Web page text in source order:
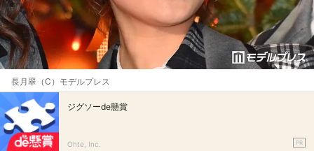
長月翠（C）モデルプレス
ジグソーde懸賞
Ohte, Inc. PR